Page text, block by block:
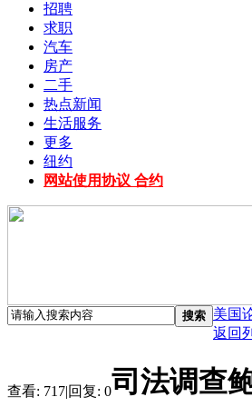
招聘
求职
汽车
房产
二手
热点新闻
生活服务
更多
纽约
网站使用协议 合约
搜索 美国
返回
查看: 717|回复: 0司法调查